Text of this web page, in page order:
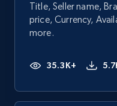
Title, Seller name,
price, Currency,
more.
35.3K+